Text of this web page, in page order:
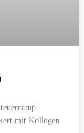
mit Kollegen